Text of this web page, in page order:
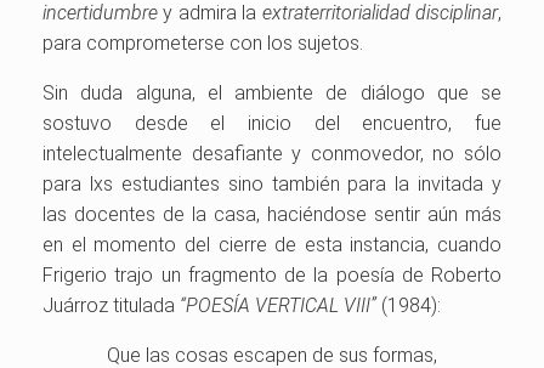
incertidumbrey admira la extraterritorialidad disciplinar,
para comprometerse con los sujetos.
Sin duda alguna, el ambiente de diálogo que se
sostuvo desde el inicio del encuentro, fue
intelectualmente desafiante y conmovedor, no sólo
para lxs estudiantes sino también para la invitada y
las docentes de la casa, haciéndose sentir aún más
en el momento del cierre de esta instancia, cuando
Frigerio trajo un fragmento de la poesía de Roberto
Juárroz titulada “POESÍA VERTICAL VIII” (1984):
Que las cosas escapen de sus formas,